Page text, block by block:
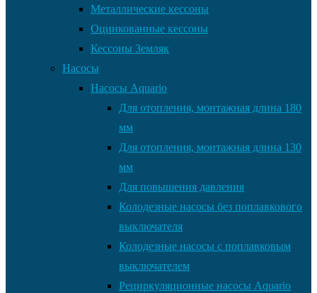
Металлические кессоны
Оцинкованные кессоны
Кессоны Земляк
Насосы
Насосы Aquario
Для отопления, монтажная длина 180
мм
Для отопления, монтажная длина 130
мм
Для повышения давления
Колодезные насосы без поплавкового
выключателя
Колодезные насосы с поплавковым
выключателем
Рециркуляционные насосы Aquario